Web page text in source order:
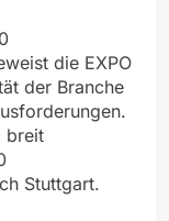
die EXPO
der Branche
breit
Stuttgart.